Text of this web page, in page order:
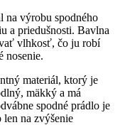
na výrobu spodného
a priedušnosti. Bavlna
vlhkosť, čo ju robí
nosenie.
materiál, ktorý je
mäkký a má
spodné prádlo je
len na zvýšenie